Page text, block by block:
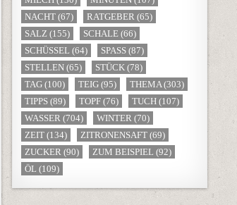
NACHT(67) RATGEBER(65)
SALZ (155) SCHALE(66)
SCHÜSSEL (64) SPASS(87)
STELLEN(65) STÜCK(78)
TAG(100) TEIG(95) THEMA(303)
TIPPS(89) TOPF(76) TUCH(107)
WASSER(704) WINTER(70)
ZEIT(134) ZITRONENSAFT(69)
ZUCKER(90) ZUM BEISPIEL (92)
ÖL (109)